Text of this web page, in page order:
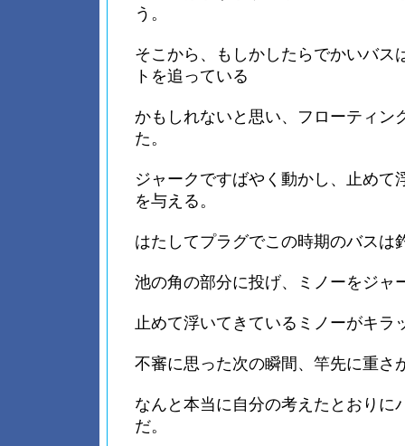
う。
そこから、もしかしたらでかいバス
トを追っている
かもしれないと思い、フローティン
た。
ジャークですばやく動かし、止めて
を与える。
はたしてプラグでこの時期のバスは
池の角の部分に投げ、ミノーをジャ
止めて浮いてきているミノーがキラ
不審に思った次の瞬間、竿先に重さ
なんと本当に自分の考えたとおりに
だ。